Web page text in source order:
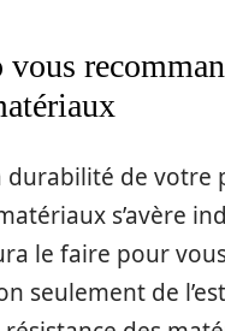
durabilité de votre
s’avère
le faire pour
seulement de